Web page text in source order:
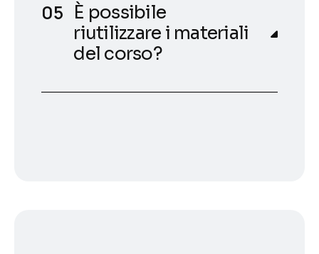
È possibile
riutilizzare i materiali
del corso?